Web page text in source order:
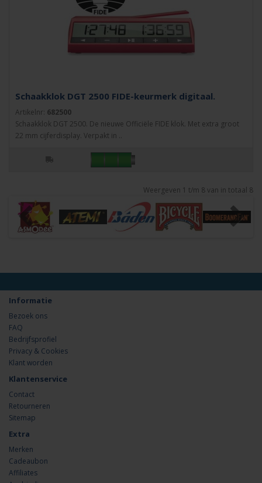
Schaakklok DGT 2500 FIDE-keurmerk digitaal.
Artikelnr: 682500
Schaakklok DGT 2500. De nieuwe Officiële FIDE klok. Met extra groot
22 mm cijferdisplay. Verpakt in ..
Weergeven 1 t/m 8 van in totaal 8
Informatie
Bezoek ons
FAQ
Bedrijfsprofiel
Privacy & Cookies
Klant worden
Klantenservice
Contact
Retourneren
Sitemap
Extra
Merken
Cadeaubon
Affiliates